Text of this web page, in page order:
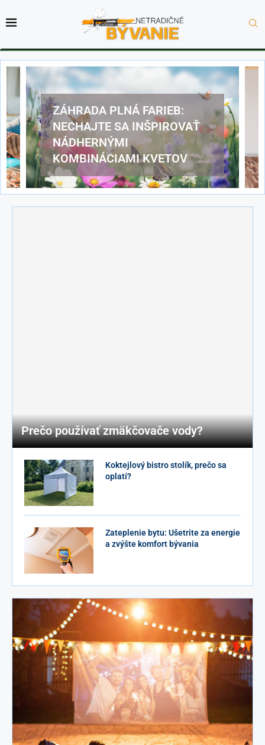
Prečo používať zmäkčovače vody?
Koktejlový bistro stolík, prečo sa
oplatí?
Zateplenie bytu: Ušetrite za energie
a zvýšte komfort bývania